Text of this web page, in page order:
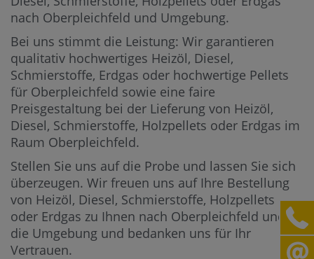
nach Oberpleichfeld und Umgebung.
Bei uns stimmt die Leistung: Wir garantieren
qualitativ hochwertiges Heizöl, Diesel,
Schmierstoffe, Erdgas oder hochwertige Pellets
für Oberpleichfeld sowie eine faire
Preisgestaltung bei der Lieferung von Heizöl,
Diesel, Schmierstoffe, Holzpellets oder Erdgas im
Raum Oberpleichfeld.
Stellen Sie uns auf die Probe und lassen Sie sich
überzeugen. Wir freuen uns auf Ihre Bestellung
von Heizöl, Diesel, Schmierstoffe, Holzpellets
oder Erdgas zu Ihnen nach Oberpleichfeld und in
die Umgebung und bedanken uns für Ihr
Vertrauen.